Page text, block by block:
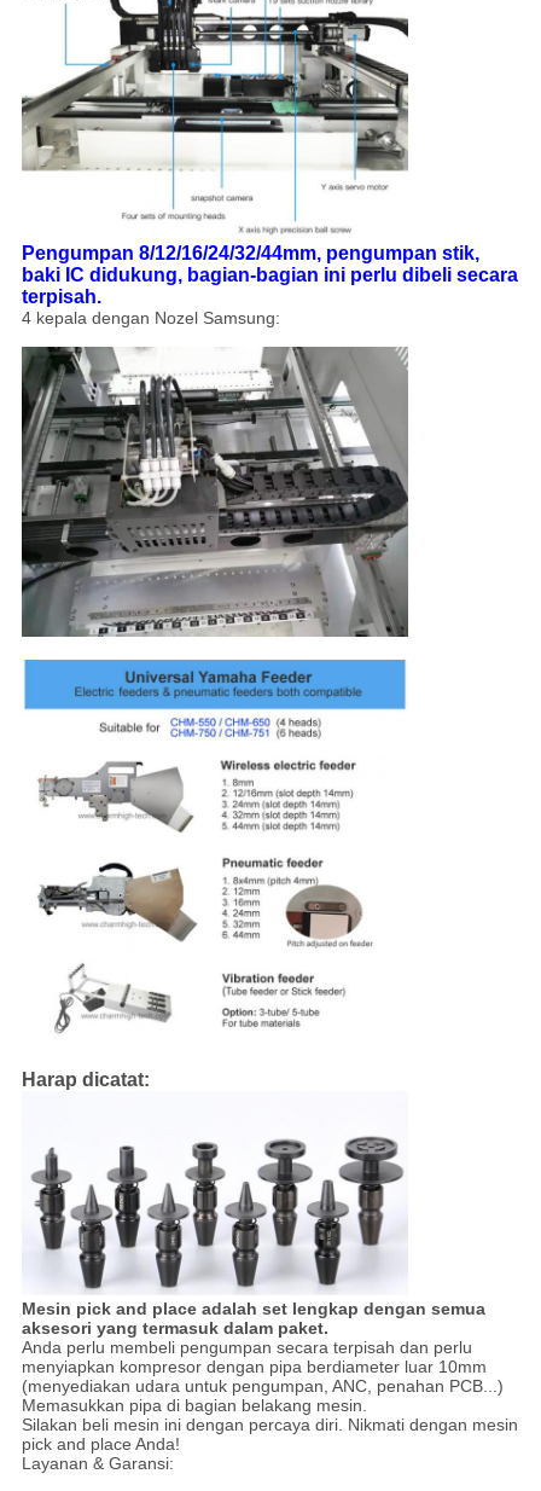
Pengumpan 8/12/16/24/32/44mm, pengumpan stik,
baki IC didukung, bagian-bagian ini perlu dibeli secara
terpisah.
4 kepala dengan Nozel Samsung:
Harap dicatat:
Mesin pick and place adalah set lengkap dengan semua
aksesori yang termasuk dalam paket.
Anda perlu membeli pengumpan secara terpisah dan perlu
menyiapkan kompresor dengan pipa berdiameter luar 10mm
(menyediakan udara untuk pengumpan, ANC, penahan PCB...)
Memasukkan pipa di bagian belakang mesin.
Silakan beli mesin ini dengan percaya diri. Nikmati dengan mesin
pick and place Anda!
Layanan & Garansi: